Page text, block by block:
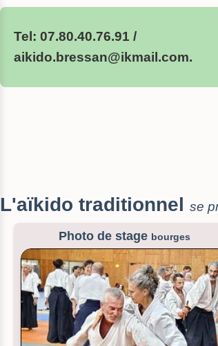
Tel: 07.80.40.76.91 /
ai kido. bressan@ikmai l.com.
L'aïkido traditionnel se
Photo de stage bourges